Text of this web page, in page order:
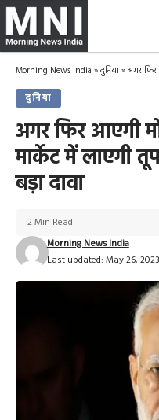
Morning News India »दुनिया»अगर फिर
दुनिया
अगर फिर आएगी
मार्केट में लाएगी
बड़ा दावा
Last updated: May 26,
Morning News India
2 Min Read